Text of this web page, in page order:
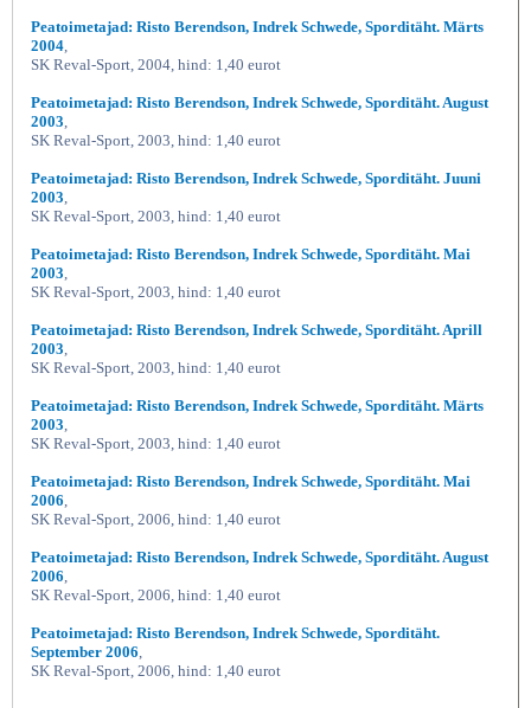
Peatoimetajad: Risto Berendson, Indrek Schwede, Sporditäht. Märts
2004
SK Reval-Sport, 2004, hind: 1,40 eurot
Peatoimetajad: Risto Berendson, Indrek Schwede, Sporditäht. August
2003
SK Reval-Sport, 2003, hind: 1,40 eurot
Peatoimetajad: Risto Berendson, Indrek Schwede, Sporditäht. Juuni
2003
SK Reval-Sport, 2003, hind: 1,40 eurot
Peatoimetajad: Risto Berendson, Indrek Schwede, Sporditäht. Mai
2003
SK Reval-Sport, 2003, hind: 1,40 eurot
Peatoimetajad: Risto Berendson, Indrek Schwede, Sporditäht. Aprill
2003
SK Reval-Sport, 2003, hind: 1,40 eurot
Peatoimetajad: Risto Berendson, Indrek Schwede, Sporditäht. Märts
2003
SK Reval-Sport, 2003, hind: 1,40 eurot
Peatoimetajad: Risto Berendson, Indrek Schwede, Sporditäht. Mai
2006
SK Reval-Sport, 2006, hind: 1,40 eurot
Peatoimetajad: Risto Berendson, Indrek Schwede, Sporditäht. August
2006
SK Reval-Sport, 2006, hind: 1,40 eurot
Peatoimetajad: Risto Berendson, Indrek Schwede, Sporditäht.
September 2006
SK Reval-Sport, 2006, hind: 1,40 eurot